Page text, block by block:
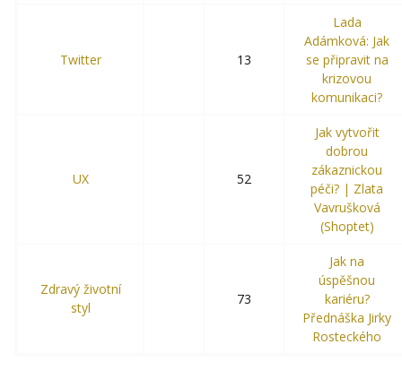
Twitter 13
Lada
Adámková: Jak
se připravit na
krizovou
komunikaci?
UX 52
Jak vytvořit
dobrou
zákaznickou
péči? | Zlata
Vavrušková
(Shoptet)
Zdravý životní
styl
73
Jak na
úspěšnou
kariéru?
Přednáška Jirky
Rosteckého